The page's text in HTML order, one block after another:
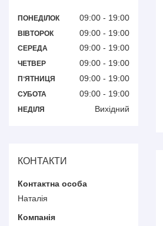
ПОНЕДІЛОК 09:00 19:00
ВІВТОРОК 09:00 19:00
СЕРЕДА 09:00 19:00
ЧЕТВЕР 09:00 19:00
ПʼЯТНИЦЯ 09:00 19:00
СУБОТА 09:00 19:00
НЕДІЛЯ Вихідний
КОНТАКТИ
Наталія